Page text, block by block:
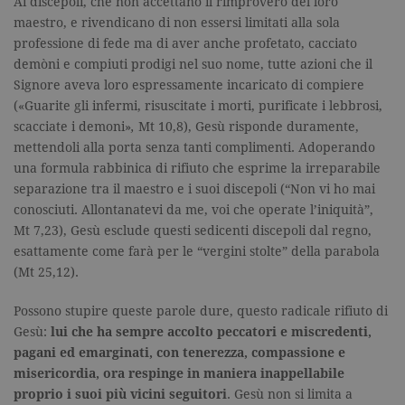
maestro, e rivendicano di non essersi limitati alla sola
professione di fede ma di aver anche profetato, cacciato
demòni e compiuti prodigi nel suo nome, tutte azioni che il
Signore aveva loro espressamente incaricato di compiere
(«Guarite gli infermi, risuscitate i morti, purificate i lebbrosi,
scacciate i demoni», Mt 10,8), Gesù risponde duramente,
mettendoli alla porta senza tanti complimenti. Adoperando
una formula rabbinica di rifiuto che esprime la irreparabile
separazione tra il maestro e i suoi discepoli (“Non vi ho mai
conosciuti. Allontanatevi da me, voi che operate l’iniquità”,
Mt 7,23), Gesù esclude questi sedicenti discepoli dal regno,
esattamente come farà per le “vergini stolte” della parabola
(Mt 25,12).
Possono stupire queste parole dure, questo radicale rifiuto di
Gesù: lui che ha sempre accolto peccatori e miscredenti,
pagani ed emarginati, con tenerezza, compassione e
misericordia, ora respinge in maniera inappellabile
proprio i suoi più vicini seguitori. Gesù non si limita a